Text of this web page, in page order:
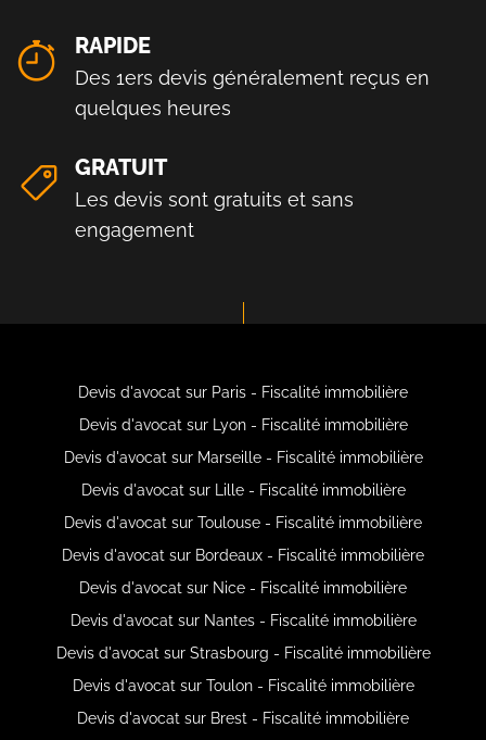
RAPIDE
Des 1ers devis généralement reçus en
quelques heures
GRATUIT
Les devis sont gratuits et sans
engagement
Devis d'avocat sur Paris - Fiscalité immobilière
Devis d'avocat sur Lyon - Fiscalité immobilière
Devis d'avocat sur Marseille - Fiscalité immobilière
Devis d'avocat sur Lille - Fiscalité immobilière
Devis d'avocat sur Toulouse - Fiscalité immobilière
Devis d'avocat sur Bordeaux - Fiscalité immobilière
Devis d'avocat sur Nice - Fiscalité immobilière
Devis d'avocat sur Nantes - Fiscalité immobilière
Devis d'avocat sur Strasbourg - Fiscalité immobilière
Devis d'avocat sur Toulon - Fiscalité immobilière
Devis d'avocat sur Brest - Fiscalité immobilière